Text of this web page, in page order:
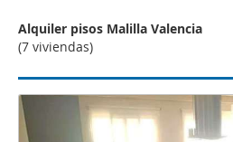
Alquiler pisos Malilla Valencia
(7 viviendas)